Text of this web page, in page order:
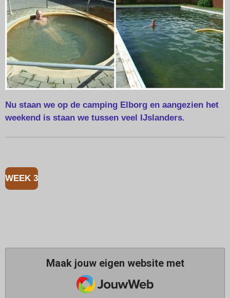
Nu staan we op de camping Elborg en aangezien het
weekend is staan we tussen veel IJslanders.
WEEK 3
Maak jouw eigen website met
JouwWeb